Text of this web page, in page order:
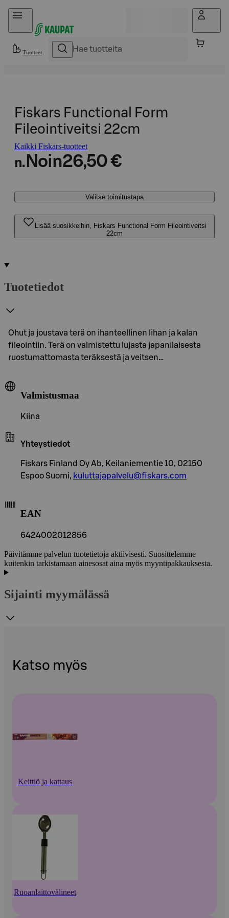
Hyppää sisältöön
Tuotteet
Fiskars Functional Form
Fileointiveitsi 22cm
Kaikki Fiskars-tuotteet
n. Noin26,50 €
Valitse toimitustapa
Lisää suosikkeihin, Fiskars Functional Form Fileointiveitsi
22cm
Tuotetiedot
Ohut ja joustava terä on ihanteellinen lihan ja kalan
fileointiin. Terä on valmistettu lujasta japanilaisesta
ruostumattomasta teräksestä ja veitsen…
Valmistusmaa
Kiina
Yhteystiedot
Fiskars Finland Oy Ab, Keilaniementie 10, 02150
Espoo Suomi, kuluttajapalvelu@fiskars.com
EAN
6424002012856
Päivitämme palvelun tuotetietoja aktiivisesti. Suosittelemme
kuitenkin tarkistamaan ainesosat aina myös myyntipakkauksesta.
Sijainti myymälässä
Katso myös
Keittiö ja kattaus
Ruoanlaittovälineet